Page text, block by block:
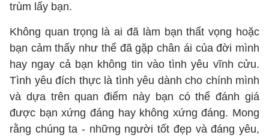
trùm lấy bạn.
Không quan trọng là ai đã làm bạn thất vọng hoặc
bạn cảm thấy như thể đã gặp chân ái của đời mình
hay ngay cả bạn không tin vào tình yêu vĩnh cửu.
Tình yêu đích thực là tình yêu dành cho chính mình
và dựa trên quan điểm này bạn có thể đánh giá
được bạn xứng đáng hay không xứng đáng. Mong
rằng chúng ta - những người tốt đẹp và đáng yêu,